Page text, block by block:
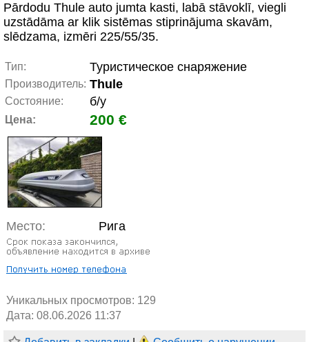
Pārdodu Thule auto jumta kasti, labā stāvoklī, viegli
uzstādāma ar klik sistēmas stiprinājuma skavām,
slēdzama, izmēri 225/55/35.
Тип: Туристическое снаряжение
Производитель: Thule
Состояние: б/у
Цена: 200 €
Место: Рига
Уникальных просмотров: 129
Дата: 08.06.2026 11:37